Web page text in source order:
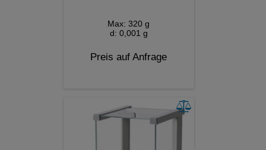
Max: 320 g
d: 0,001 g
Preis auf Anfrage